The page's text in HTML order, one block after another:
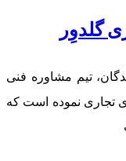
گلدوِر
تیم مشاوره فنی
تجاری نموده است که